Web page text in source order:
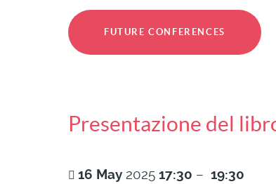
FUTURE CONFERENCES
Presentazione del
16 May 2025 17:30 – 19:30